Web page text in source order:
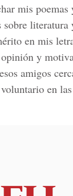
mis poemas
literatura
en mis
opinión y
amigos
en